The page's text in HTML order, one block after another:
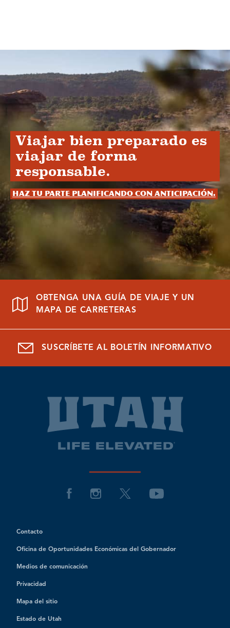
Viajar bien preparado es
viajar de forma
responsable.
Haz tu parte planificando con anticipación.
OBTENGA UNA GUÍA DE VIAJE Y UN
MAPA DE CARRETERAS
SUSCRÍBETE AL BOLETÍN INFORMATIVO
Contacto
Oficina de Oportunidades Económicas del Gobernador
Medios de comunicación
Privacidad
Mapa del sitio
Estado de Utah